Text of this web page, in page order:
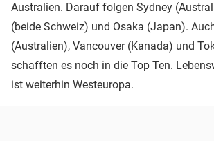
Australien. Darauf folgen Sydney
(beide Schweiz) und Osaka (Japan).
(Australien), Vancouver (Kanada) und
schafften es noch in die Top Ten.
ist weiterhin Westeuropa.